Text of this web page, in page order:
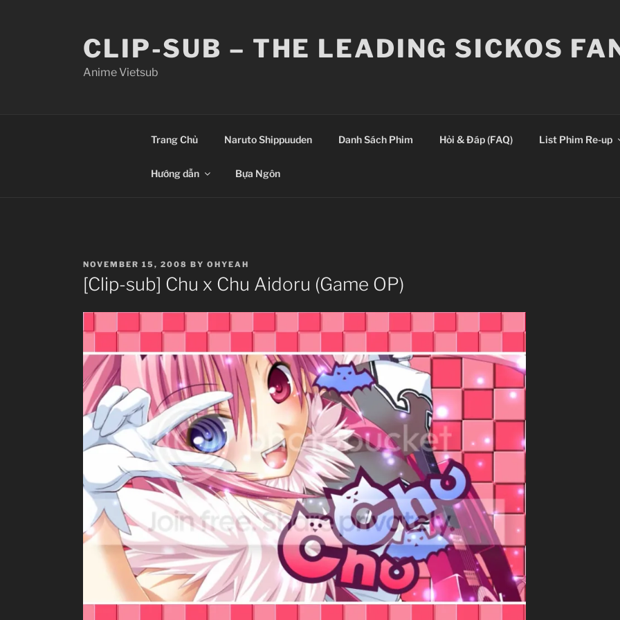
CLIP-SUB – THE LEADING SICKOS
Anime Vietsub
Trang Chủ Naruto Shippuuden Danh Sách Phim Hỏi & Đáp (FAQ) List Phim Re-up
Hướng dẫn Bựa Ngôn
POSTED
ON
NOVEMBER 15, 2008 BY OHYEAH
[Clip-sub] Chu x Chu Aidoru (Game OP)